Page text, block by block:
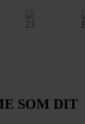
SOM DIT